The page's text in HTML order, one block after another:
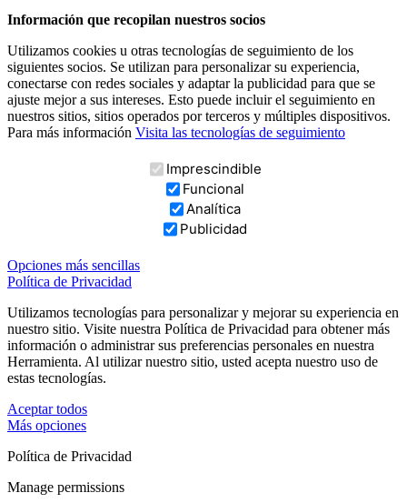
Información que recopilan nuestros socios
Utilizamos cookies u otras tecnologías de seguimiento de los
siguientes socios. Se utilizan para personalizar su experiencia,
conectarse con redes sociales y adaptar la publicidad para que se
ajuste mejor a sus intereses. Esto puede incluir el seguimiento en
nuestros sitios, sitios operados por terceros y múltiples dispositivos.
Para más información Visita las tecnologías de seguimiento
Imprescindible
Funcional
Analítica
Publicidad
Opciones más sencillas
Política de Privacidad
Utilizamos tecnologías para personalizar y mejorar su experiencia en
nuestro sitio. Visite nuestra Política de Privacidad para obtener más
información o administrar sus preferencias personales en nuestra
Herramienta. Al utilizar nuestro sitio, usted acepta nuestro uso de
estas tecnologías.
Aceptar todos
Más opciones
Política de Privacidad
Manage permissions